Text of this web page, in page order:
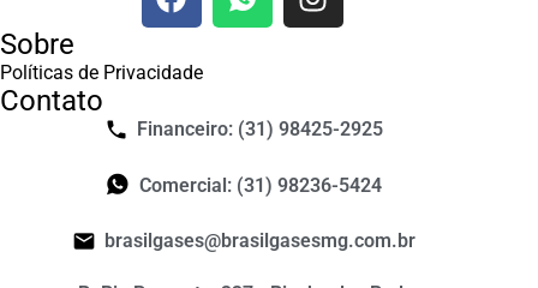
Contato
Financeiro: (31) 98425-2925
Comercial: (31) 98236-5424
brasilgases@brasilgasesmg.com.br
Sobre
Políticas de Privacidade